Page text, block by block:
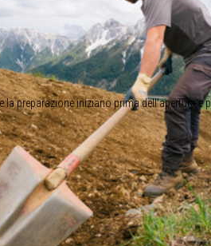
la preparazione iniziano prima dell’apertura